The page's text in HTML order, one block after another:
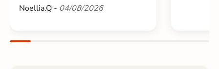
Noellia.Q - 04/08/2026